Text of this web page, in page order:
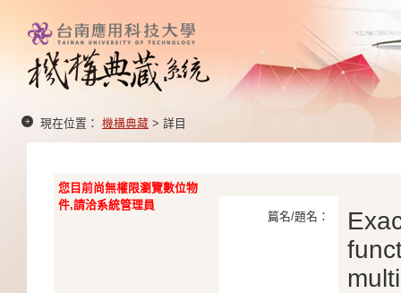
現在位置： 機構典藏 > 詳目
您目前尚無權限瀏覽數位物
件,請洽系統管理員
篇名/題名：